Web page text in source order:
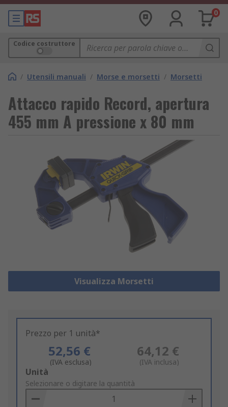
0
Codice costruttore
/ Utensili manuali / Morse e morsetti / Morsetti
Attacco rapido Record, apertura
455 mm A pressione x 80 mm
Visualizza Morsetti
Prezzo per 1 unità*
52,56 €
(IVA esclusa)
64,12 €
(IVA inclusa)
Add
to
Basket
Unità
Selezionare o digitare la quantità